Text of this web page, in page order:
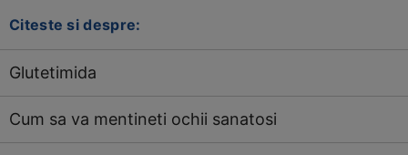
Citeste si despre:
Glutetimida
Cum sa va mentineti ochii sanatosi